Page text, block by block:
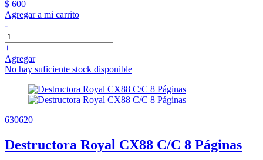
$ 600
Agregar a mi carrito
-
+
Agregar
No hay suficiente stock disponible
630620
Destructora Royal CX88 C/C 8 Páginas